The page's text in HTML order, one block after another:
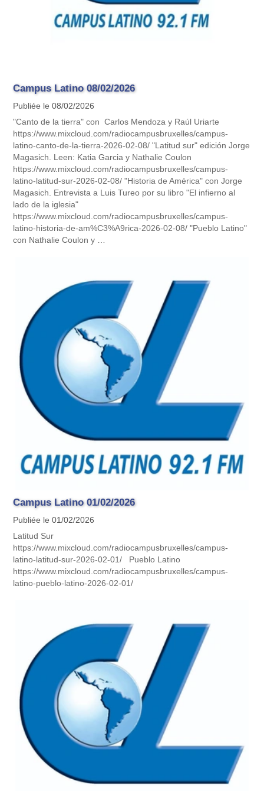
Campus Latino 08/02/2026
Publiée le 08/02/2026
"Canto de la tierra" con Carlos Mendoza y Raúl Uriarte
https://www.mixcloud.com/radiocampusbruxelles/campus-
latino-canto-de-la-tierra-2026-02-08/ "Latitud sur" edición Jorge
Magasich. Leen: Katia Garcia y Nathalie Coulon
https://www.mixcloud.com/radiocampusbruxelles/campus-
latino-latitud-sur-2026-02-08/ "Historia de América" con Jorge
Magasich. Entrevista a Luis Tureo por su libro "El infierno al
lado de la iglesia"
https://www.mixcloud.com/radiocampusbruxelles/campus-
latino-historia-de-am%C3%A9rica-2026-02-08/ "Pueblo Latino"
con Nathalie Coulon y …
Campus Latino 01/02/2026
Publiée le 01/02/2026
Latitud Sur
https://www.mixcloud.com/radiocampusbruxelles/campus-
latino-latitud-sur-2026-02-01/ Pueblo Latino
https://www.mixcloud.com/radiocampusbruxelles/campus-
latino-pueblo-latino-2026-02-01/